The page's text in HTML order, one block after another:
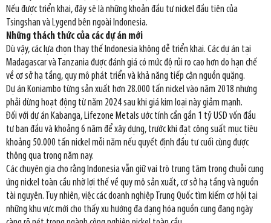
Nếu được triển khai, đây sẽ là những khoản đầu tư nickel đầu tiên của
Tsingshan và Lygend bên ngoài Indonesia.
Những thách thức của các dự án mới
Dù vậy, các lựa chọn thay thế Indonesia không dễ triển khai. Các dự án tại
Madagascar và Tanzania được đánh giá có mức độ rủi ro cao hơn do hạn chế
về cơ sở hạ tầng, quy mô phát triển và khả năng tiếp cận nguồn quặng.
Dự án Koniambo từng sản xuất hơn 28.000 tấn nickel vào năm 2018 nhưng
phải dừng hoạt động từ năm 2024 sau khi giá kim loại này giảm mạnh.
Đối với dự án Kabanga, Lifezone Metals ước tính cần gần 1 tỷ USD vốn đầu
tư ban đầu và khoảng 6 năm để xây dựng, trước khi đạt công suất mục tiêu
khoảng 50.000 tấn nickel mỗi năm nếu quyết định đầu tư cuối cùng được
thông qua trong năm nay.
Các chuyên gia cho rằng Indonesia vẫn giữ vai trò trung tâm trong chuỗi cung
ứng nickel toàn cầu nhờ lợi thế về quy mô sản xuất, cơ sở hạ tầng và nguồn
tài nguyên. Tuy nhiên, việc các doanh nghiệp Trung Quốc tìm kiếm cơ hội tại
những khu vực mới cho thấy xu hướng đa dạng hóa nguồn cung đang ngày